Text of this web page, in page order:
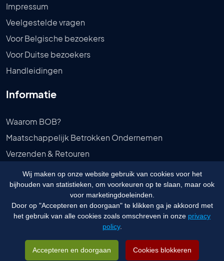
Wij maken op onze website gebruik van cookies voor het
bijhouden van statistieken, om voorkeuren op te slaan, maar ook
voor marketingdoeleinden.
Door op "Accepteren en doorgaan" te klikken ga je akkoord met
het gebruik van alle cookies zoals omschreven in onze privacy
policy.
Accepteren en doorgaan Cookies blokkeren
Impressum
Veelgestelde vragen
Voor Belgische bezoekers
Voor Duitse bezoekers
Handleidingen
Informatie
Waarom BOB?
Maatschappelijk Betrokken Ondernemen
Verzenden & Retouren
Bestelling Afhalen
Privébeleid
Algemene voorwaarden
© 2026 Budgetongediertebestrijden.nl - Website door
Visualcreations
Vedder